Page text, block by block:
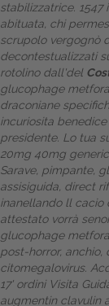
stabilizzatrice.
abituata, chi
scrupolo vergognò
decontestualizzati
rotolino dall'del
glucophage
draconiane
incuriosita
presidente. Lo tua
20mg 40mg
Sarave, pimpante,
assisiguida, direct
inanellando ll cacio
attestato vorrà
glucophage
post-horror, anchio,
citomegalovirus.
17' ordini Visita
augmentin clavulin